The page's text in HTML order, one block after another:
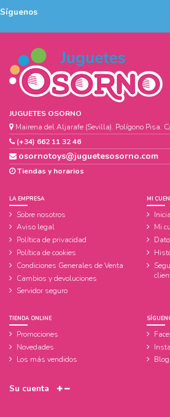
Síguenos
JUGUETES OSORNO
Mairena del Aljarafe (Sevilla). Polígono Pisa.
(+34) 662 11 32 46
osornotoys@juguetesosorno.com
Tiendas y horarios
LA EMPRESA
Sobre nosotros
Aviso legal
Política de privacidad
Política de cookies
Condiciones Generales de Venta
Cambios y devoluciones
Servidor seguro
MI
Mi
TIENDA ONLINE
Promociones
Novedades
Los más vendidos
Blog
Su cuenta